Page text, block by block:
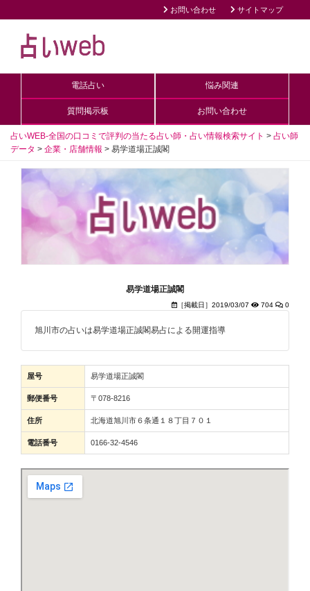
お問い合わせ サイトマップ
電話占い 悩み関連
質問掲示板 お問い合わせ
占いWEB-全国の口コミで評判の当たる占い師・占い情報検索サイト > 占い師
データ > 企業・店舗情報 > 易学道場正誠閣
易学道場正誠閣
［掲載日］2019/03/07 704 0
旭川市の占いは易学道場正誠閣易占による開運指導
屋号 易学道場正誠閣
郵便番号 〒078-8216
住所 北海道旭川市６条通１８丁目７０１
電話番号 0166-32-4546